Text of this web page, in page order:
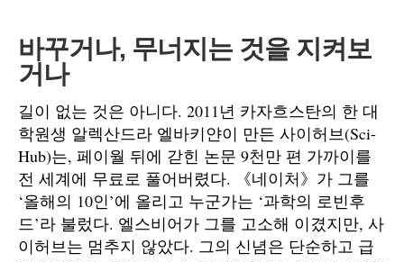
바꾸거나, 무너지는 것을 지켜보
거나
길이 없는 것은 아니다. 2011년 카자흐스탄의 한 대
학원생 알렉산드라 엘바키얀이 만든 사이허브(Sci-
Hub)는, 페이월 뒤에 갇힌 논문 9천만 편 가까이를
전 세계에 무료로 풀어버렸다. 《네이처》가 그를
‘올해의 10인’에 올리고 누군가는 ‘과학의 로빈후
드’라 불렀다. 엘스비어가 그를 고소해 이겼지만, 사
이허브는 멈추지 않았다. 그의 신념은 단순하고 급